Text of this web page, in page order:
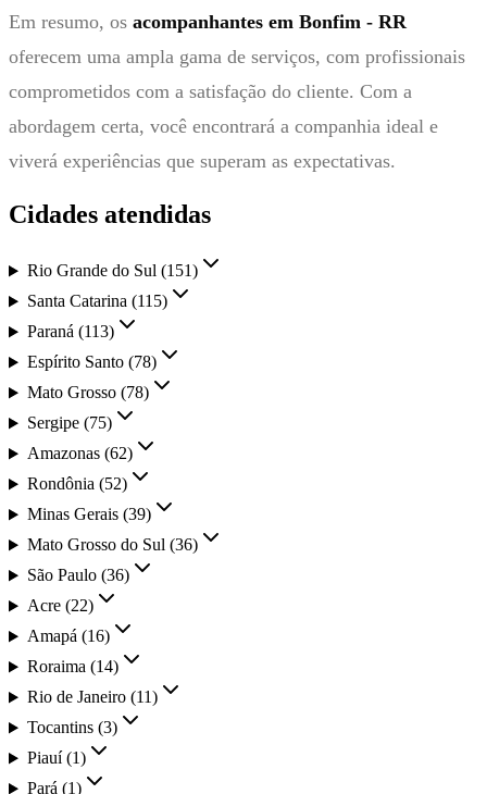
Em resumo, os acompanhantes em Bonfim - RR
oferecem uma ampla gama de serviços, com profissionais
comprometidos com a satisfação do cliente. Com a
abordagem certa, você encontrará a companhia ideal e
viverá experiências que superam as expectativas.
Cidades atendidas
Rio Grande do Sul (151)
Santa Catarina (115)
Paraná (113)
Espírito Santo (78)
Mato Grosso (78)
Sergipe (75)
Amazonas (62)
Rondônia (52)
Minas Gerais (39)
Mato Grosso do Sul (36)
São Paulo (36)
Acre (22)
Amapá (16)
Roraima (14)
Rio de Janeiro (11)
Tocantins (3)
Piauí (1)
Pará (1)